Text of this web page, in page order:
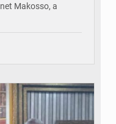
Makosso, a